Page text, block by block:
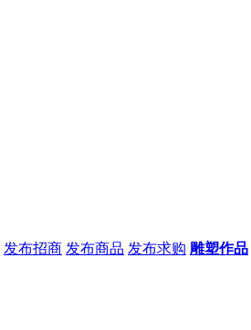
发布招商 发布商品 发布求购 雕塑作品